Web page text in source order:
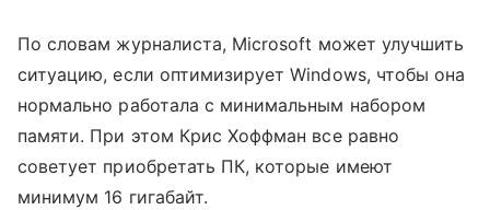
По словам журналиста, Microsoft может улучшить
ситуацию, если оптимизирует Windows, чтобы она
нормально работала с минимальным набором
памяти. При этом Крис Хоффман все равно
советует приобретать ПК, которые имеют
минимум 16 гигабайт.